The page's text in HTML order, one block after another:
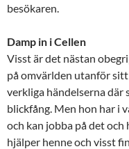
besökaren.
Damp in i Cellen
Visst är det nästan
på omvärlden utanför
verkliga händelserna där
blickfång. Men hon har i
och kan jobba på det
hjälper henne och visst